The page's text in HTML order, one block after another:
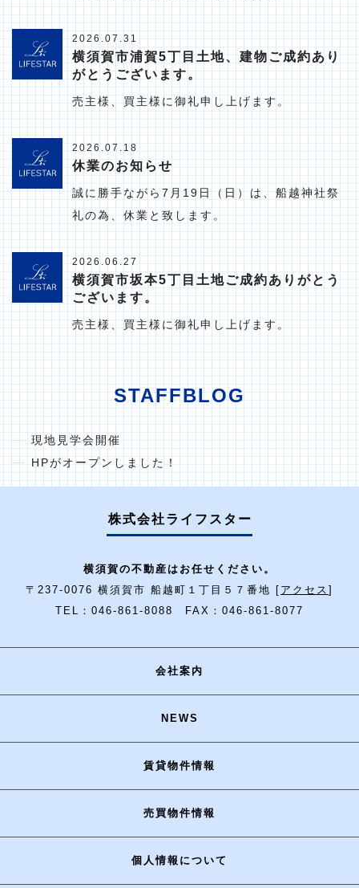
2026.07.31
横須賀市浦賀5丁目土地、建物ご成約あり
がとうございます。
売主様、買主様に御礼申し上げます。
2026.07.18
休業のお知らせ
誠に勝手ながら7月19日（日）は、船越神社祭
礼の為、休業と致します。
2026.06.27
横須賀市坂本5丁目土地ご成約ありがとう
ございます。
売主様、買主様に御礼申し上げます。
STAFFBLOG
現地見学会開催
HPがオープンしました！
株式会社ライフスター
横須賀の不動産はお任せください。
〒237-0076 横須賀市 船越町１丁目５７番地 [ アクセス ]
TEL：046-861-8088 FAX：046-861-8077
会社案内
NEWS
賃貸物件情報
売買物件情報
個人情報について